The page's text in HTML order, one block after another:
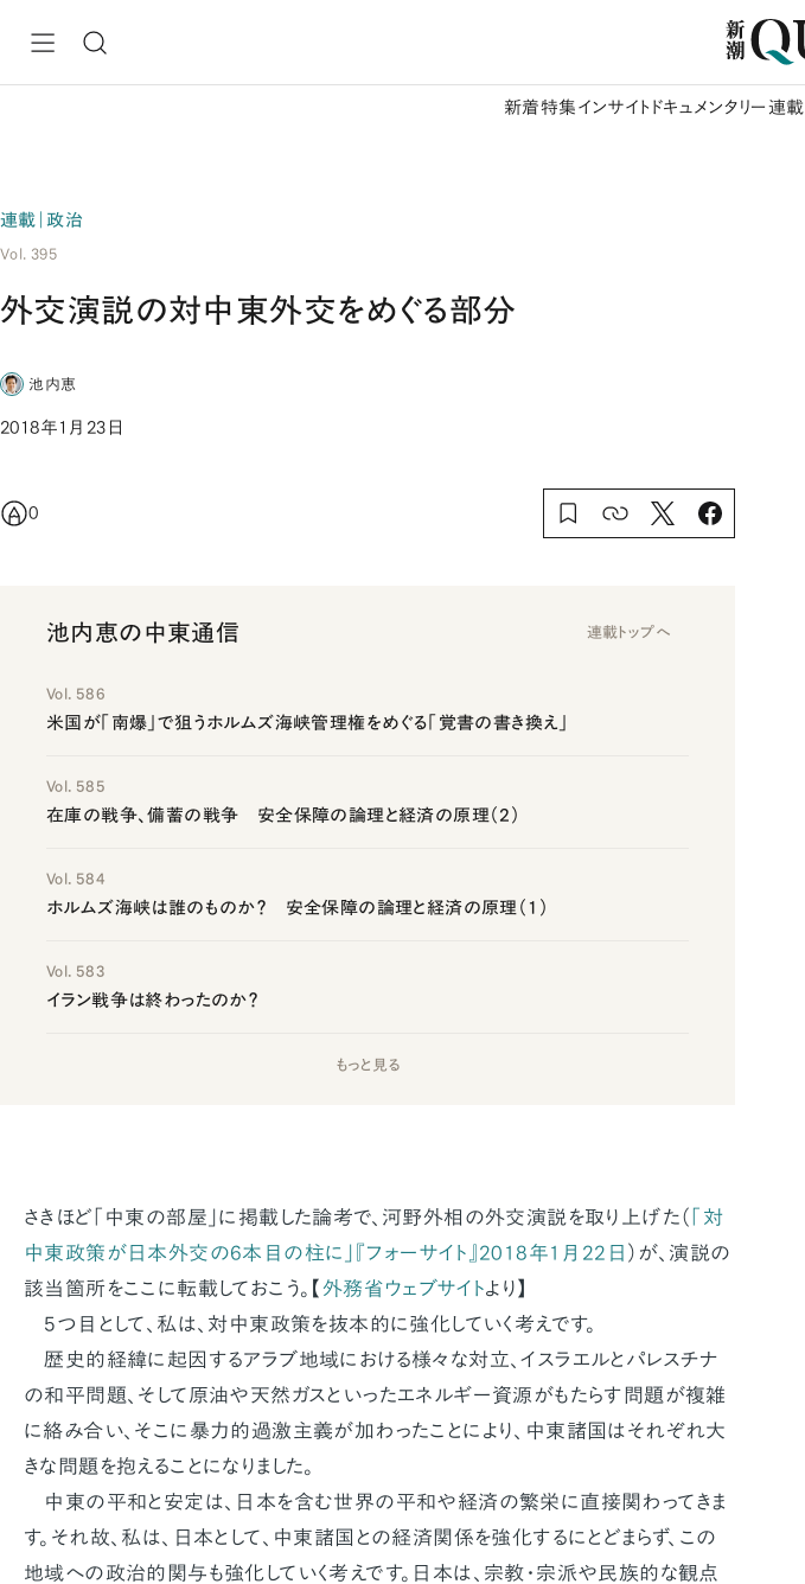
新着特集 インサイト ドキュメンタリー 連載
連載｜政治
Vol. 395
外交演説の対中東外交をめぐる部分
池内恵
2018年1月23日
0
池内恵の中東通信 連載トップへ
Vol. 586
米国が「南爆」で狙うホルムズ海峡管理権をめぐる「覚書の書き換え」
Vol. 585
在庫の戦争、備蓄の戦争 安全保障の論理と経済の原理（2）
Vol. 584
ホルムズ海峡は誰のものか？ 安全保障の論理と経済の原理（1）
Vol. 583
イラン戦争は終わったのか？
もっと見る
さきほど「中東の部屋」に掲載した論考で、河野外相の外交演説を取り上げた（
「対
中東政策が日本外交の6本目の柱に」『フォーサイト』2018年1月22日 ）が、演説の
該当箇所をここに転載しておこう。【 外務省ウェブサイトより】
5つ目として、私は、対中東政策を抜本的に強化していく考えです。
歴史的経緯に起因するアラブ地域における様々な対立、イスラエルとパレスチナ
の和平問題、そして原油や天然ガスといったエネルギー資源がもたらす問題が複雑
に絡み合い、そこに暴力的過激主義が加わったことにより、中東諸国はそれぞれ大
きな問題を抱えることになりました。
中東の平和と安定は、日本を含む世界の平和や経済の繁栄に直接関わってきま
す。それ故、私は、日本として、中東諸国との経済関係を強化するにとどまらず、この
地域への政治的関与も強化していく考えです。日本は、宗教・宗派や民族的な観点